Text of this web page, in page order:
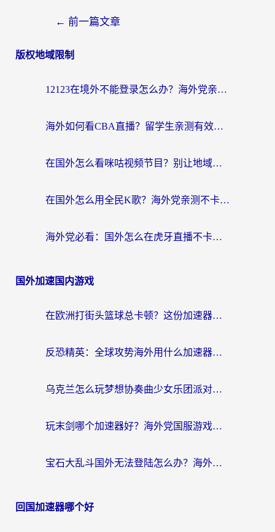
← 前一篇文章
版权地域限制
12123在境外不能登录怎么办？海外党亲测有效的回国加速方案
海外如何看CBA直播？留学生亲测有效的体育赛事观看指南
在国外怎么看咪咕视频节目？别让地域限制挡住你的追剧自由
在国外怎么用全民K歌？海外党亲测不卡顿的回国加速秘籍
海外党必看：国外怎么在虎牙直播不卡顿？附腾讯视频网易云音乐解决方案
国外加速国内游戏
在欧洲打街头篮球总卡顿？这份加速器选择指南帮你解决延迟难题
反恐精英：全球攻势海外用什么加速器登录？海外党国服游戏畅玩指南
乌克兰怎么玩梦想协奏曲少女乐团派对？海外党国服游戏加速全攻略（附欧洲重生细胞荒野行动不卡技巧）
玩末剑哪个加速器好？海外党国服游戏畅玩终极指南（附3款热门游戏实测）
宝石大乱斗国外无法登陆怎么办？海外玩家专属加速指南（附穿越火线原野传说解决方案）
回国加速器哪个好